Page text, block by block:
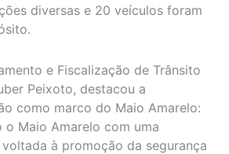
diversas e 20 veículos foram
e Fiscalização de Trânsito
Peixoto, destacou a
como marco do Maio Amarelo:
o Maio Amarelo com uma
à promoção da segurança